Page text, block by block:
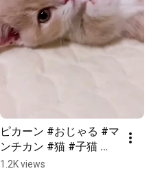
ピカーン #おじゃる #マ
ンチカン #猫 #子猫
#shorts
1.2K views